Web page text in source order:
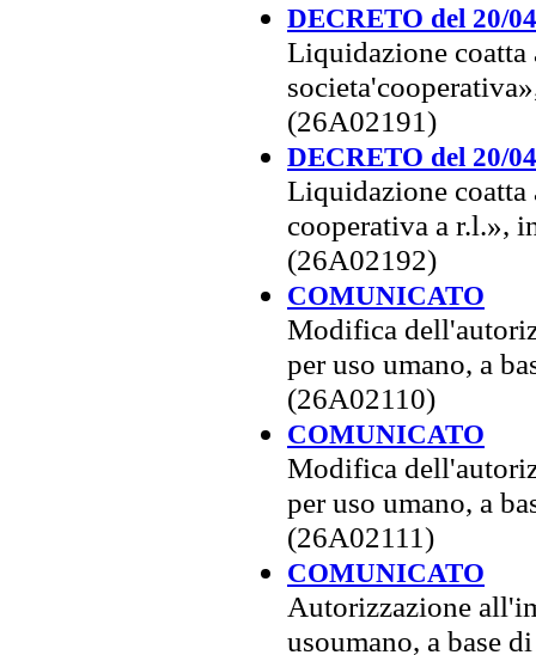
DECRETO del 20/
Liquidazione coatta
(26A02191)
DECRETO del 20/
Liquidazione coatta
cooperativa a r.l.»,
(26A02192)
COMUNICATO
Modifica
per uso umano, a
(26A02110)
COMUNICATO
Modifica
per uso umano, a
(26A02111)
COMUNICATO
Autorizzazione
usoumano, a base